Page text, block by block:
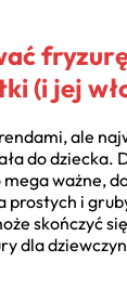
(i jej
ale
do dziecka.
ważne,
prostych i
skończyć
dla